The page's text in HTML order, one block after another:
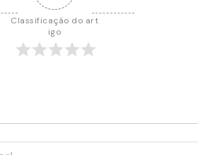
Classificação do art
igo